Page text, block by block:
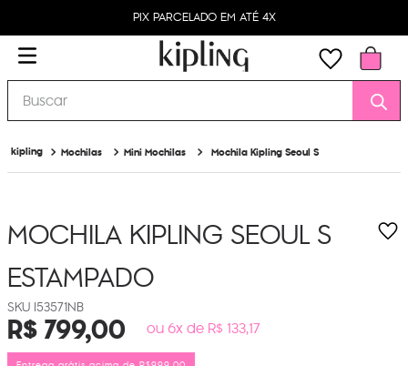
PIX PARCELADO EM ATÉ 4X
Buscar
Mochilas Mini Mochilas Mochila Kipling Seoul S
MOCHILA KIPLING SEOUL S
ESTAMPADO
I53571NB
R$799,00 ou 6x de R$ 133,17